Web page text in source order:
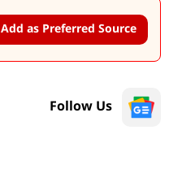
Add as Preferred Source
Follow Us